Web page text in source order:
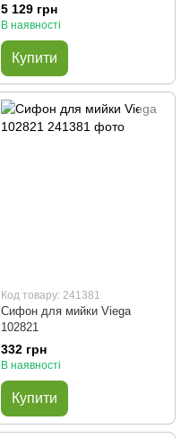
5 129 грн
В наявності
Купити
Код товару: 241381
Сифон для мийки Viega
102821
332 грн
В наявності
Купити